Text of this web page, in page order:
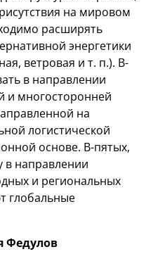
на мировом
расширять
энергетики
ветровая и т. п.). В-
в направлении
и многосторонней
на
логистической
основе. В-пятых,
в направлении
и региональных
глобальные
Федулов